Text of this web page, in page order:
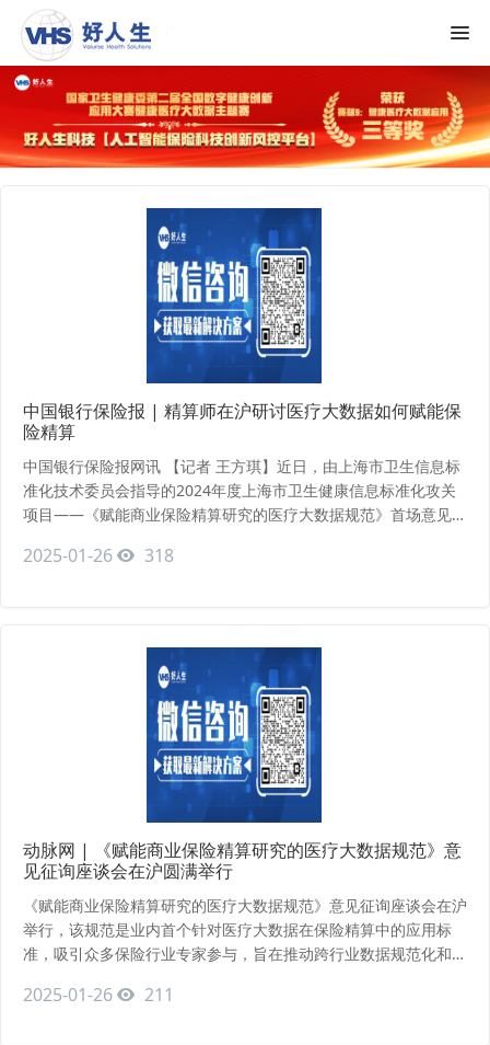
中国银行保险报 | 精算师在沪研讨医疗大数据如何赋能保
险精算
中国银行保险报网讯 【记者 王方琪】近日，由上海市卫生信息标
准化技术委员会指导的2024年度上海市卫生健康信息标准化攻关
项目——《赋能商业保险精算研究的医疗大数据规范》首场意见征
主任陈雯，上海市卫生健康统计中心标准测评部部长沈佳妮，上海
会。太平养老等近10家保险公司总精算师与精算专家、
2025-01-26 318
动脉网 | 《赋能商业保险精算研究的医疗大数据规范》意
见征询座谈会在沪圆满举行
《赋能商业保险精算研究的医疗大数据规范》意见征询座谈会在沪
举行，该规范是业内首个针对医疗大数据在保险精算中的应用标
准，吸引众多保险行业专家参与，旨在推动跨行业数据规范化和数
https://www.vbdata.cn/intelDetail/620694
2025-01-26 211